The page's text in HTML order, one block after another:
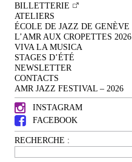
BILLETTERIE
ATELIERS
ÉCOLE DE JAZZ DE GENÈVE
L’AMR AUX CROPETTES 2026
VIVA LA MUSICA
STAGES D’ÉTÉ
NEWSLETTER
CONTACTS
AMR JAZZ FESTIVAL – 2026
INSTAGRAM
FACEBOOK
RECHERCHE :